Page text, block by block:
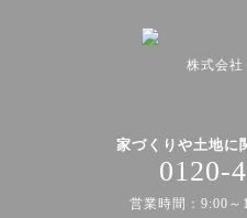
株式会
家づくりや土地に
0120-
営業時間：9:00～